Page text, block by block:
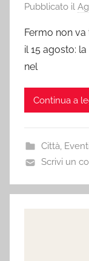
Pubblicato il
Fermo non
il 15 agosto:
nel
Continua a
Città, Eventi
Scrivi un